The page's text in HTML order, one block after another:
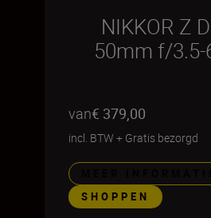
NIKKOR Z
50mm f/3.5-
van€ 379,00
incl. BTW + Gratis bezorgd
SHOPPEN